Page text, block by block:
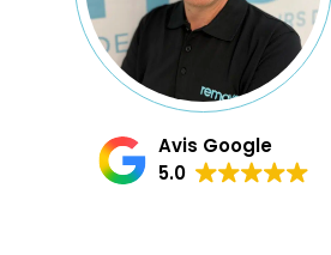
Avis Google
5.0